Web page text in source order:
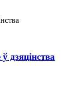
дзяцінства